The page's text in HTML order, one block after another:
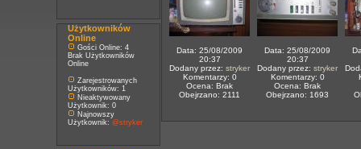
Użytkowników
Online
Gości Online: 4
Brak Użytkowników
Online
Zarejestrowanych
Użytkowników: 1
Nieaktywowany
Użytkownik: 0
Najnowszy
Użytkownik: @stryker
Data: 25/08/2009
20:37
Dodany przez: stryker
Komentarzy: 0
Ocena: Brak
Obejrzano: 2111
Data: 25/08/2009
20:37
Dodany przez: stryker
Komentarzy: 0
Ocena: Brak
Obejrzano: 1693